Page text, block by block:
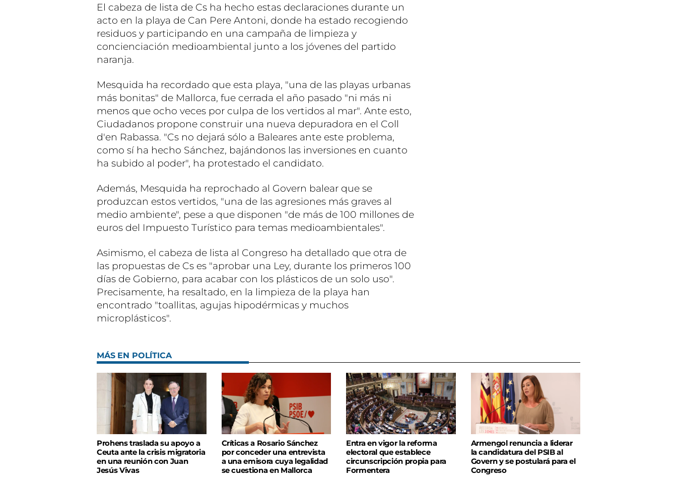
El cabeza de lista de Cs ha hecho estas declaraciones durante un
acto en la playa de Can Pere Antoni, donde ha estado recogiendo
residuos y participando en una campaña de limpieza y
concienciación medioambiental junto a los jóvenes del partido
naranja.
Mesquida ha recordado que esta playa, "una de las playas urbanas
más bonitas" de Mallorca, fue cerrada el año pasado "ni más ni
menos que ocho veces por culpa de los vertidos al mar". Ante esto,
Ciudadanos propone construir una nueva depuradora en el Coll
d'en Rabassa. "Cs no dejará sólo a Baleares ante este problema,
como sí ha hecho Sánchez, bajándonos las inversiones en cuanto
ha subido al poder", ha protestado el candidato.
Además, Mesquida ha reprochado al Govern balear que se
produzcan estos vertidos, "una de las agresiones más graves al
medio ambiente", pese a que disponen "de más de 100 millones de
euros del Impuesto Turístico para temas medioambientales".
Asimismo, el cabeza de lista al Congreso ha detallado que otra de
las propuestas de Cs es "aprobar una Ley, durante los primeros 100
días de Gobierno, para acabar con los plásticos de un solo uso".
Precisamente, ha resaltado, en la limpieza de la playa han
encontrado "toallitas, agujas hipodérmicas y muchos
microplásticos".
MÁS EN POLÍTICA
Prohens traslada su apoyo a
Ceuta ante la crisis migratoria
en una reunión con Juan
Jesús Vivas
Críticas a Rosario Sánchez
por conceder una entrevista
a una emisora cuya legalidad
se cuestiona en Mallorca
Entra en vigor la reforma
electoral que establece
circunscripción propia para
Formentera
Armengol renuncia a liderar
la candidatura del PSIB al
Govern y se postulará para el
Congreso